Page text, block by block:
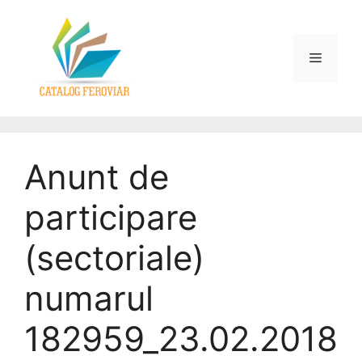
Anunt de
participare
(sectoriale)
numarul
182959_23.02.2018